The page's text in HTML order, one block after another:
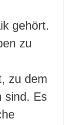
gehört.
zu
zu dem
sind. Es